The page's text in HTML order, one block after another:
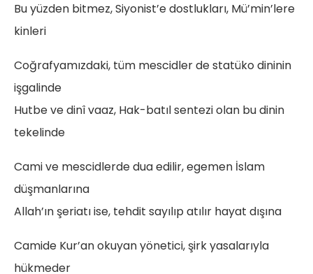
Bu yüzden bitmez, Siyonist’e dostlukları, Mü’min’lere
kinleri
Coğrafyamızdaki, tüm mescidler de statüko dininin
işgalinde
Hutbe ve dinî vaaz, Hak-batıl sentezi olan bu dinin
tekelinde
Cami ve mescidlerde dua edilir, egemen İslam
düşmanlarına
Allah’ın şeriatı ise, tehdit sayılıp atılır hayat dışına
Camide Kur’an okuyan yönetici, şirk yasalarıyla
hükmeder